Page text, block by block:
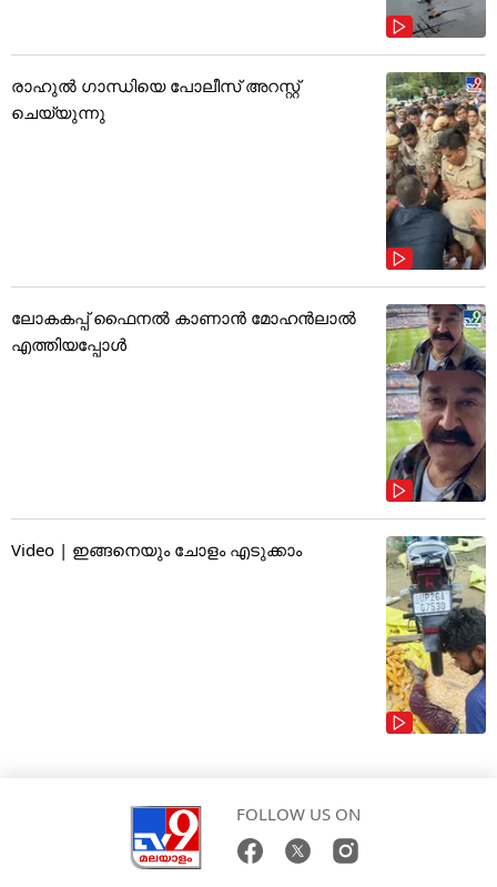
രാഹുൽ ഗാന്ധിയെ പോലീസ് അറസ്റ്റ്
ചെയ്യുന്നു
ലോകകപ്പ് ഫൈനൽ കാണാൻ മോഹൻലാൽ
എത്തിയപ്പോൾ
Video | ഇങ്ങനെയും ചോളം എടുക്കാം
FOLLOW US ON